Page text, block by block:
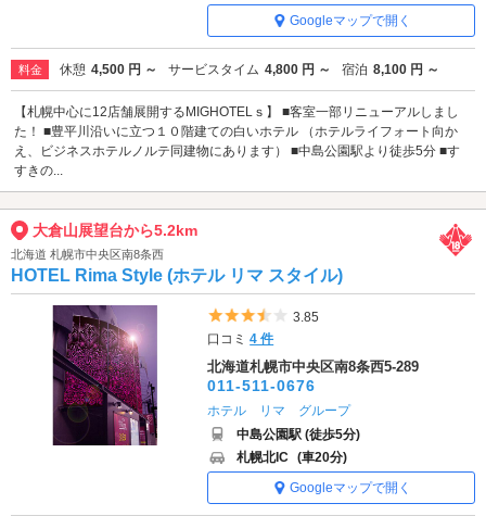
Googleマップで開く
料金 休憩 4,500 円 ～ サービスタイム 4,800 円 ～ 宿泊 8,100 円 ～
【札幌中心に12店舗展開するMIGHOTELｓ】 ■客室一部リニューアルしまし
た！ ■豊平川沿いに立つ１０階建ての白いホテル （ホテルライフォート向か
え、ビジネスホテルノルテ同建物にあります） ■中島公園駅より徒歩5分 ■す
すきの...
大倉山展望台から5.2km
北海道 札幌市中央区南8条西
HOTEL Rima Style (ホテル リマ スタイル)
5つ星のうち3.5
3.85
口コミ4 件
北海道札幌市中央区南8条西5-289
011-511-0676
ホテル リマ グループ
中島公園駅 (徒歩5分)
札幌北IC (車20分)
Googleマップで開く